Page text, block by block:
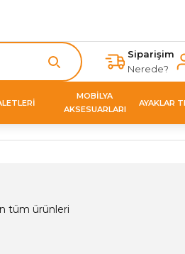
Siparişim
Nerede?
MOBİLYA
AKSESUARLARI
AYAKLAR
tüm ürünleri